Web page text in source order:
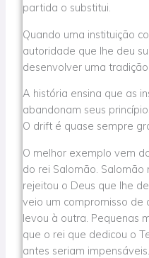
partida o substitui.
Quando uma instituição
autoridade que lhe deu
desenvolver uma
A história ensina que as
abandonam seus
O drift é quase sempre
O melhor exemplo vem
do rei Salomão.
rejeitou o Deus que lhe
veio um compromisso de
levou à outra. Pequenas
que o rei que dedicou o
antes seriam impensáveis.